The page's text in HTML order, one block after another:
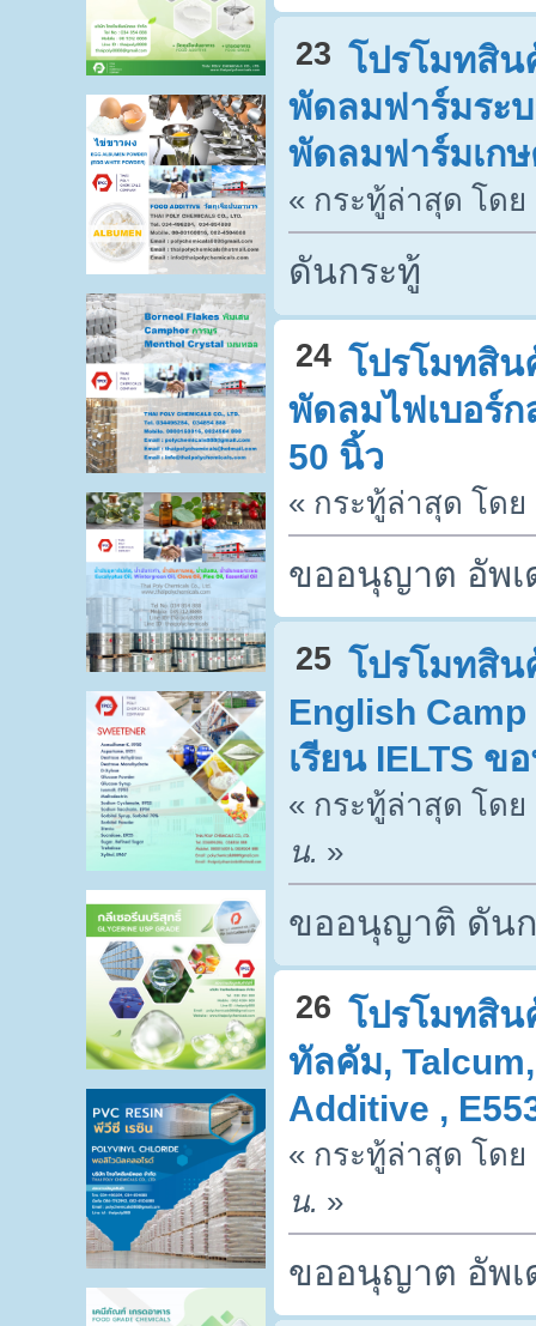
23 โปรโมทสิน
พัดลมฟาร์มระ
พัดลมฟาร์มเก
« กระทู้ล่าสุด โดย
ดันกระทู้
24 โปรโมทสิน
พัดลมไฟเบอร์ก
50 นิ้ว
« กระทู้ล่าสุด โดย
ขออนุญาต อัพเ
25 โปรโมทสิน
English
เรียน IELTS ข
« กระทู้ล่าสุด โดย
น. »
ขออนุญาติ ดัน
26 โปรโมทสิน
ทัลคัม,
Additive ,
« กระทู้ล่าสุด โดย
น. »
ขออนุญาต อัพเ